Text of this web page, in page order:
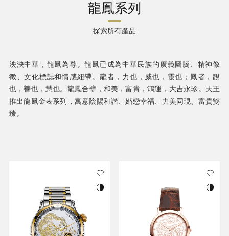
龍鳳系列
探索所有產品
泱泱中華，龍鳳為尊。龍鳳已成為中華民族的廣義圖騰、精神像
徵、文化標誌和情感紐帶。龍者，力也，威也，靈也；鳳者，靚
也，善也，慧也。龍鳳合璧，和美，富貴，鴻運，大吉永珍。天王
推出龍鳳金表系列，寓意陰陽和諧、婚戀幸福、力美同現、富貴雙
臻。